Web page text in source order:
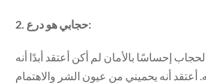
2. حجابي هو درع:
إحساسًا بالأمان لم أكن أعتقد أبدًا أنه
أعتقد أنه يحميني من عيون الشر والاهتمام